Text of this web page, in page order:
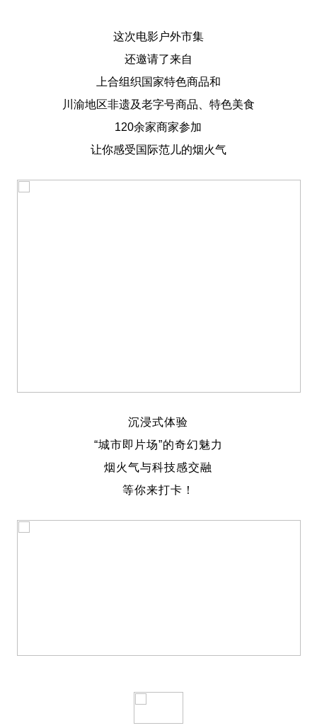
这次电影户外市集
还邀请了来自
上合组织国家特色商品和
川渝地区非遗及老字号商品、特色美食
120余家商家参加
让你感受国际范儿的烟火气
沉浸式体验
“城市即片场”的奇幻魅力
烟火气与科技感交融
等你来打卡！